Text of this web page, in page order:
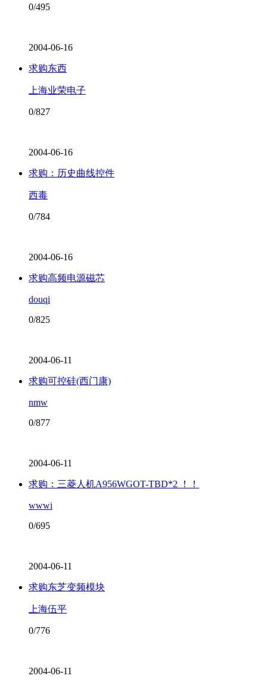
0/495
2004-06-16
求购东西
上海业荣电子
0/827
2004-06-16
求购：历史曲线控件
西毒
0/784
2004-06-16
求购高频电源磁芯
douqi
0/825
2004-06-11
求购可控硅(西门康)
nmw
0/877
2004-06-11
求购：三菱人机A956WGOT-TBD*2 ！！
wwwi
0/695
2004-06-11
求购东芝变频模块
上海伍平
0/776
2004-06-11